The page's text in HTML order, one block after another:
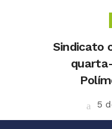
Sindicato
5